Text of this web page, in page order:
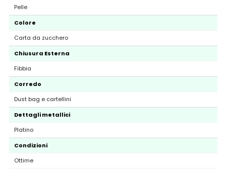
Pelle
Colore
Carta da zucchero
Chiusura Esterna
Fibbia
Corredo
Dust bag e cartellini
Dettagli metallici
Platino
Condizioni
Ottime